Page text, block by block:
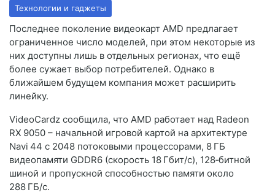
Технологии и гаджеты
Последнее поколение видеокарт AMD предлагает
ограниченное число моделей, при этом некоторые из
них доступны лишь в отдельных регионах, что ещё
более сужает выбор потребителей. Однако в
ближайшем будущем компания может расширить
линейку.
VideoCardz сообщила, что AMD работает над Radeon
RX 9050 – начальной игровой картой на архитектуре
Navi 44 с 2048 потоковыми процессорами, 8 ГБ
видеопамяти GDDR6 (скорость 18 Гбит/с), 128‑битной
шиной и пропускной способностью памяти около
288 ГБ/с.